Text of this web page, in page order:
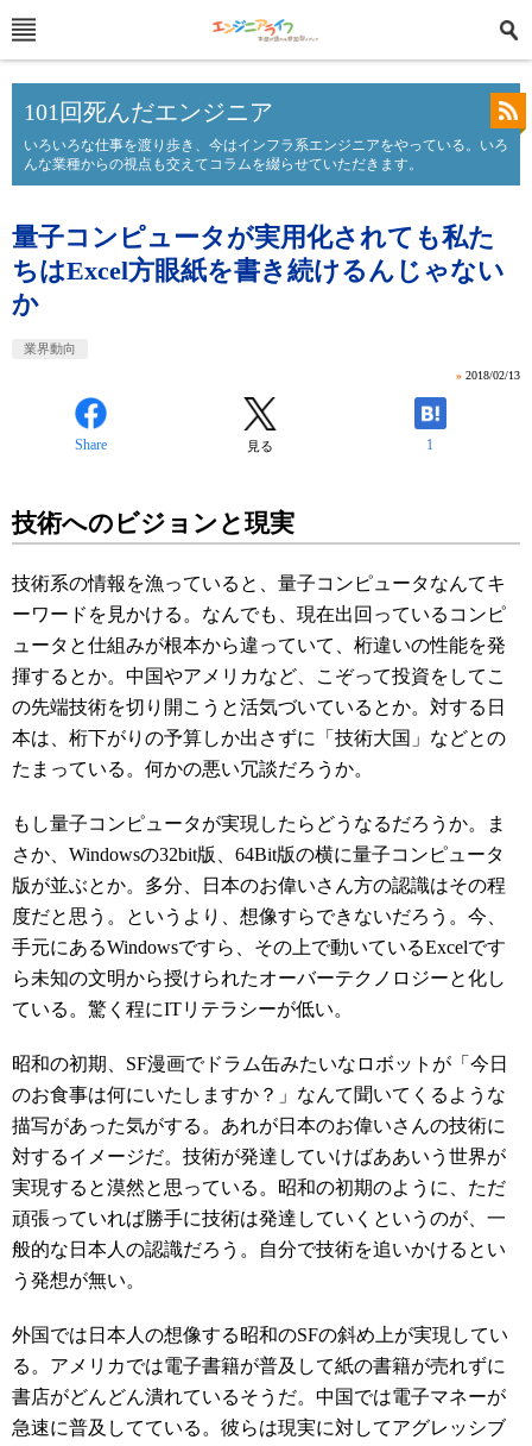
101回死んだエンジニア
いろいろな仕事を渡り歩き、今はインフラ系エンジニアをやっている。いろ
んな業種からの視点も交えてコラムを綴らせていただきます。
量子コンピュータが実用化されても私た
ちはExcel方眼紙を書き続けるんじゃない
か
業界動向
» 2018/02/13
Share 見る 1
技術へのビジョンと現実
技術系の情報を漁っていると、量子コンピュータなんてキ
ーワードを見かける。なんでも、現在出回っているコンピ
ュータと仕組みが根本から違っていて、桁違いの性能を発
揮するとか。中国やアメリカなど、こぞって投資をしてこ
の先端技術を切り開こうと活気づいているとか。対する日
本は、桁下がりの予算しか出さずに「技術大国」などとの
たまっている。何かの悪い冗談だろうか。
もし量子コンピュータが実現したらどうなるだろうか。ま
さか、Windowsの32bit版、64Bit版の横に量子コンピュータ
版が並ぶとか。多分、日本のお偉いさん方の認識はその程
度だと思う。というより、想像すらできないだろう。今、
手元にあるWindowsですら、その上で動いているExcelです
ら未知の文明から授けられたオーバーテクノロジーと化し
ている。驚く程にITリテラシーが低い。
昭和の初期、SF漫画でドラム缶みたいなロボットが「今日
のお食事は何にいたしますか？」なんて聞いてくるような
描写があった気がする。あれが日本のお偉いさんの技術に
対するイメージだ。技術が発達していけばああいう世界が
実現すると漠然と思っている。昭和の初期のように、ただ
頑張っていれば勝手に技術は発達していくというのが、一
般的な日本人の認識だろう。自分で技術を追いかけるとい
う発想が無い。
外国では日本人の想像する昭和のSFの斜め上が実現してい
る。アメリカでは電子書籍が普及して紙の書籍が売れずに
書店がどんどん潰れているそうだ。中国では電子マネーが
急速に普及してている。彼らは現実に対してアグレッシブ